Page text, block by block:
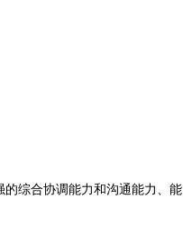
综合协调能力和沟通能力、能